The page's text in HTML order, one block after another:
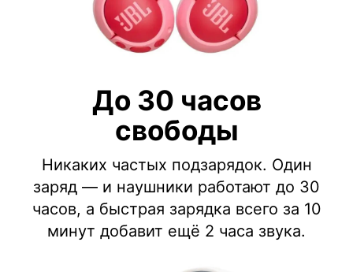
До 30 часов
свободы
Никаких частых подзарядок. Один
заряд — и наушники работают до 30
часов, а быстрая зарядка всего за 10
минут добавит ещё 2 часа звука.